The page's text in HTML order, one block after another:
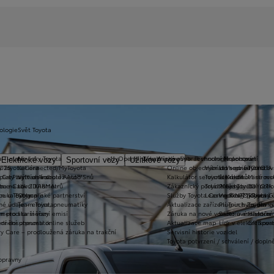
Elektrické vozy Sportovní vozy
Užitkové vozy
a11yOpensInNewWindowVybrat vhodné financování
Vybrat vhodné
Toyota Kredit
Toyota Easy
Leasing KINTO One
zimních kol
na rok ZDARMA
Extracare
pro starší vozy
pneumatik
Care – prodloužená záruka na trakční
Zákaznická zóna
Online objednání do servisu
Kalkulátor servisních úkonů
Zákaznický portál Moje Toyota
Služby Toyota Connected/MyToyota
Aktualizace zařízení Touch 2 s
Záruka na nové vozidlo a asistenční
Aktualizace map
Servisní historie vozidel
Toyota potvrzení / schválení /
T-mate
Toyota Connected/MyToyota
CarPlay™ a Android Auto™
e-Call
u Toyoty
údaje – emise, pneumatiky
metodika měření emisí
dosutpnosti online služeb
Technologie pohonu
Let's go beyond
Elektrifikované
Plně hybridní
Vodíkový palivový
Plug-in hybrid
Bateriové
Lídr v
Svět Toyota
Novinky Toyota
Kariéra
Výtvarná soutěž Auto Snů
Lovci Kilometrů
Olympijské partnerství
Team Toyota
Motorsport
Toyota
Toyota
Historie
GR